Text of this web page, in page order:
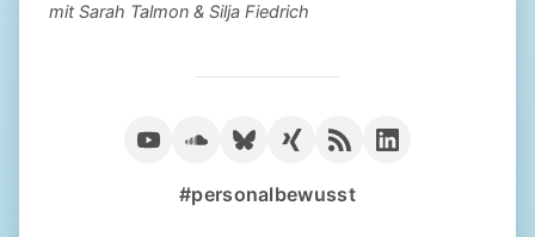
mit Sarah Talmon & Silja Fiedrich
#personalbewusst